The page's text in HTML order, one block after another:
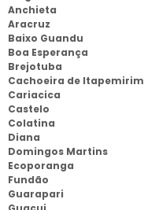
Anchieta
Aracruz
Baixo Guandu
Boa Esperança
Brejotuba
Cachoeira de Itapemirim
Cariacica
Castelo
Colatina
Diana
Domingos Martins
Ecoporanga
Fundão
Guarapari